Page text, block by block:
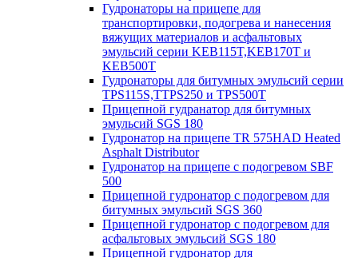
Гудронаторы на прицепе для
транспортировки, подогрева и нанесения
вяжущих материалов и асфальтовых
эмульсий серии KEB115T,KEB170T и
KEB500T
Гудронаторы для битумных эмульсий серии
TPS115S,TTPS250 и TPS500T
Прицепной гудранатор для битумных
эмульсий SGS 180
Гудронатор на прицепе TR 575HAD Heated
Asphalt Distributor
Гудронатор на прицепе с подогревом SBF
500
Прицепной гудронатор с подогревом для
битумных эмульсий SGS 360
Прицепной гудронатор с подогревом для
асфальтовых эмульсий SGS 180
Прицепной гудронатор для